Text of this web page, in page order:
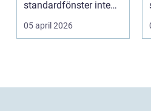
standardfönster inte
riktigt passar. Kanske
är huset ...
05 april 2026